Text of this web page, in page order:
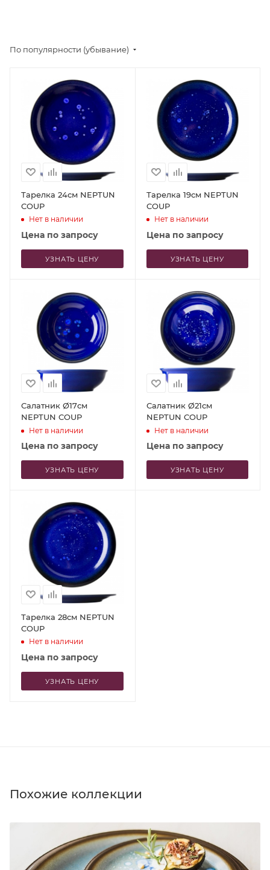
По популярности (убывание)
Тарелка 24см NEPTUN
COUP
Нет в наличии
Цена по запросу
УЗНАТЬ ЦЕНУ
Тарелка 19см NEPTUN
COUP
Нет в наличии
Цена по запросу
УЗНАТЬ ЦЕНУ
Салатник Ø17см
NEPTUN COUP
Нет в наличии
Цена по запросу
УЗНАТЬ ЦЕНУ
Салатник Ø21см
NEPTUN COUP
Нет в наличии
Цена по запросу
УЗНАТЬ ЦЕНУ
Тарелка 28см NEPTUN
COUP
Нет в наличии
Цена по запросу
УЗНАТЬ ЦЕНУ
Похожие коллекции